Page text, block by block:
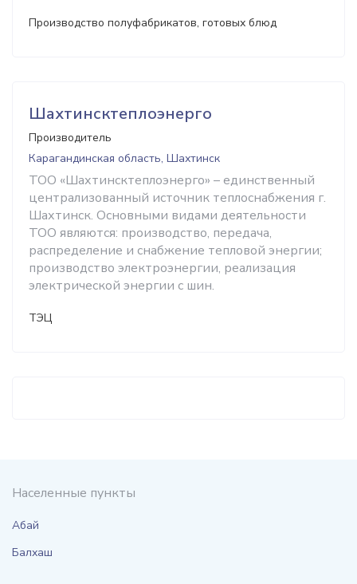
Производство полуфабрикатов, готовых блюд
Шахтинсктеплоэнерго
Производитель
Карагандинская область, Шахтинск
ТОО «Шахтинсктеплоэнерго» – единственный
централизованный источник теплоснабжения г.
Шахтинск. Основными видами деятельности
ТОО являются: производство, передача,
распределение и снабжение тепловой энергии;
производство электроэнергии, реализация
электрической энергии с шин.
ТЭЦ
Населенные пункты
Абай
Балхаш